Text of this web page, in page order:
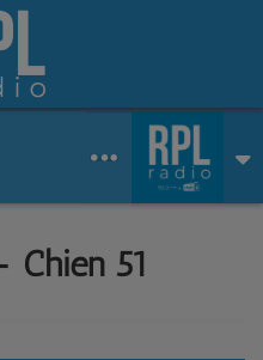
Chien 51